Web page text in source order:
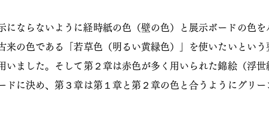
ならないように経時紙の色（壁の色）と展示ボードの色を
の色である「若草色（明るい黄緑色）」を使いたいという
ました。そして第２章は赤色が多く用いられた錦絵（浮世
に決め、第３章は第１章と第２章の色と合うようにグリー